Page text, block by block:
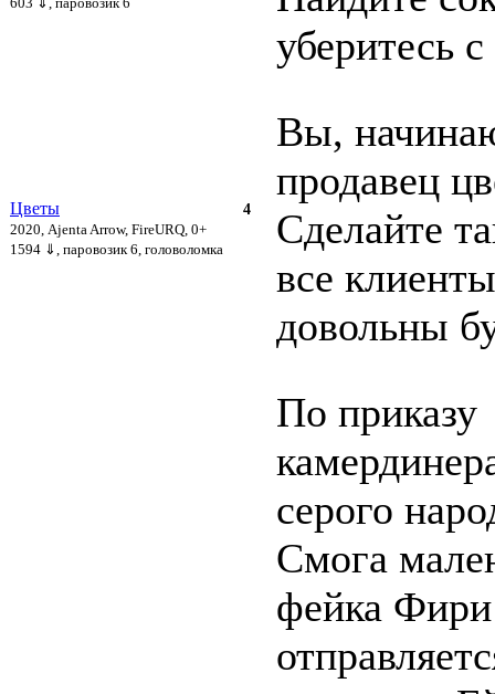
уберитесь
4
Цветы
2020, Ajenta Arrow, FireURQ, 0+
1594 ⇓ , паровозик 6, головоломка
Вы,
продавец
Сделайте
все
довольны
По приказу
серого
Смога
фейка Фири